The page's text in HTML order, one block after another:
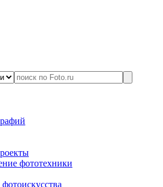
фототехники